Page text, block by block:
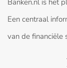
Banken.nl is het
Een centraal
van de financiële